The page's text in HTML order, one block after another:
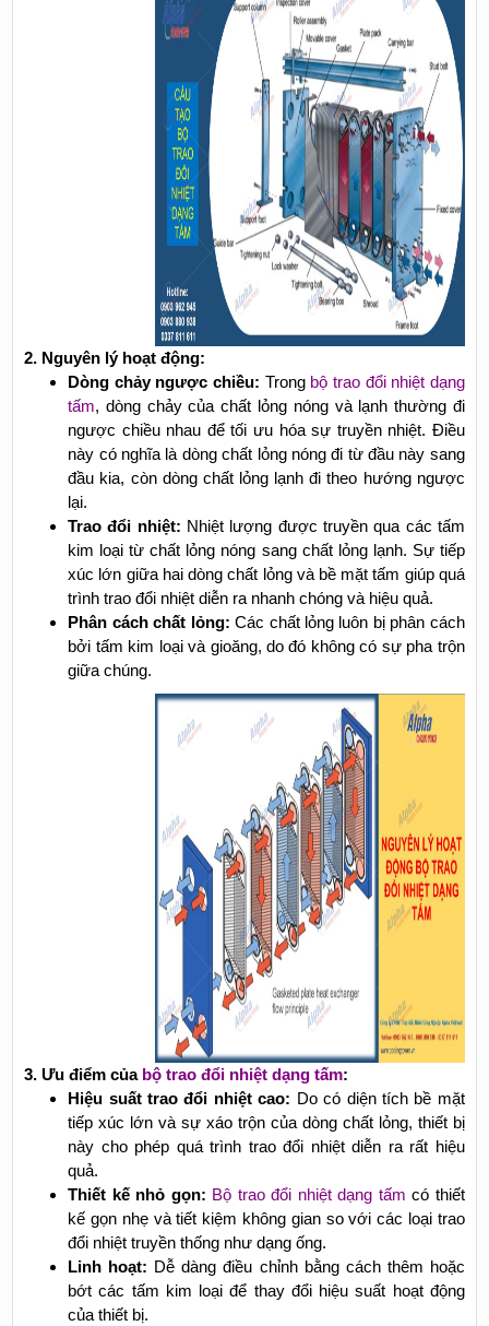
2. Nguyên lý hoạt động:
Dòng chảy ngược chiều: Trong bộ trao đổi nhiệt dạng
tấm, dòng chảy của chất lỏng nóng và lạnh thường đi
ngược chiều nhau để tối ưu hóa sự truyền nhiệt. Điều
này có nghĩa là dòng chất lỏng nóng đi từ đầu này sang
đầu kia, còn dòng chất lỏng lạnh đi theo hướng ngược
lại.
Trao đổi nhiệt: Nhiệt lượng được truyền qua các tấm
kim loại từ chất lỏng nóng sang chất lỏng lạnh. Sự tiếp
xúc lớn giữa hai dòng chất lỏng và bề mặt tấm giúp quá
trình trao đổi nhiệt diễn ra nhanh chóng và hiệu quả.
Phân cách chất lỏng: Các chất lỏng luôn bị phân cách
bởi tấm kim loại và gioăng, do đó không có sự pha trộn
giữa chúng.
3. Ưu điểm của bộ trao đổi nhiệt dạng tấm:
Hiệu suất trao đổi nhiệt cao: Do có diện tích bề mặt
tiếp xúc lớn và sự xáo trộn của dòng chất lỏng, thiết bị
này cho phép quá trình trao đổi nhiệt diễn ra rất hiệu
quả.
Thiết kế nhỏ gọn: Bộ trao đổi nhiệt dạng tấm có thiết
kế gọn nhẹ và tiết kiệm không gian so với các loại trao
đổi nhiệt truyền thống như dạng ống.
Linh hoạt: Dễ dàng điều chỉnh bằng cách thêm hoặc
bớt các tấm kim loại để thay đổi hiệu suất hoạt động
của thiết bị.